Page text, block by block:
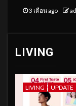
3 เดือน ago
LIVING
LIVING UPDATE